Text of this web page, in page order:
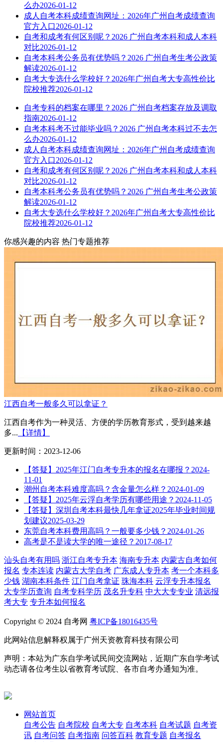
么办2026-01-12
成人自考本科成绩查询网址：2026年广州自考成绩查询
官方入口2026-01-12
自考和成考有何区别呢？2026 广州自考本科和成人本科
对比2026-01-12
自考本科考公务员有优势吗？2026 广州自考生考公政策
解读2026-01-12
自考大专选什么学校好？2026年广州自考大专高性价比
院校推荐2026-01-12
自考专科的档案在哪里？2026 广州自考档案存放及调取
指南2026-01-12
自考本科考不过能毕业吗？2026 广州自考本科过不去怎
么办2026-01-12
成人自考本科成绩查询网址：2026年广州自考成绩查询
官方入口2026-01-12
自考和成考有何区别呢？2026 广州自考本科和成人本科
对比2026-01-12
自考本科考公务员有优势吗？2026 广州自考生考公政策
解读2026-01-12
自考大专选什么学校好？2026年广州自考大专高性价比
院校推荐2026-01-12
你感兴趣的内容 热门专题推荐
江西自考一般多久可以拿证？
江西自考作为一种灵活、方便的学历教育形式，受到越来越
多... 【详情】
更新时间：2023-12-06
【答疑】2025年江门自考专升本的报名在哪报？ 2024-
11-01
潮州自考本科难度高吗？含金量怎么样？ 2024-01-09
【答疑】2025年云浮自考学历有哪些用途？ 2024-11-05
【答疑】深圳自考本科最快几年拿证2025年毕业时间规
划建议2025-03-29
东莞自考本科费用高吗？一般要多少钱？ 2024-01-26
高考是不是读大学的唯一途径？ 2017-08-17
汕头自考有用吗 浙江自考专升本 海南专升本 内蒙古自考如何
报名 专本连读 内蒙古大学自考 广东成人专升本 考一个本科多
少钱 湖南本科条件 江门自考拿证 珠海本科 云浮专升本报名
大专学历查询 自考专科学历 茂名升专科 中大大专专业 清远报
考大专 专升本如何报名
Copyright © 2024 自考网 粤ICP备18016435号
此网站信息解释权属于广州天资教育科技有限公司
声明：本站为广东自学考试民间交流网站，近期广东自学考试
动态请各位考生以省教育考试院、各市自考办通知为准。
网站首页
自考公告 自考院校 自考大专 自考本科 自考试题 自考资
讯 自考问答 自考指南 问答百科 教育专题 自考报名